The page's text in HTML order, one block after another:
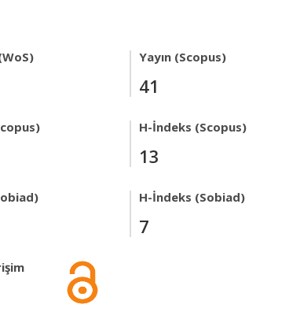
Yayın (Scopus)
41
H-İndeks (Scopus)
13
H-İndeks (Sobiad)
7